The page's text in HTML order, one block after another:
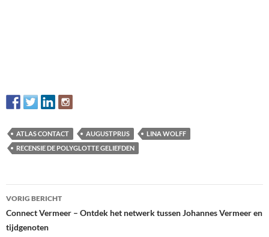
ATLAS CONTACT AUGUSTPRIJS
LINA WOLFF
RECENSIE DE POLYGLOTTE GELIEFDEN
Berichtnavigatie
VORIG BERICHT
Connect Vermeer – Ontdek het netwerk tussen Johannes Vermeer en
tijdgenoten